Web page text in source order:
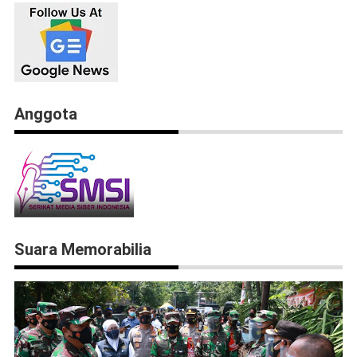
Anggota
Suara Memorabilia